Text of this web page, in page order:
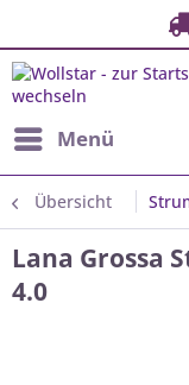
Menü
Übersicht
Lana Grossa
4.0